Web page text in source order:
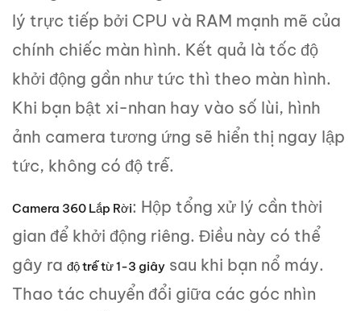
lý trực tiếp bởi CPU và RAM mạnh mẽ của
chính chiếc màn hình. Kết quả là tốc độ
khởi động gần như tức thì theo màn hình.
Khi bạn bật xi-nhan hay vào số lùi, hình
ảnh camera tương ứng sẽ hiển thị ngay lập
tức, không có độ trễ.
Camera 360 Lắp Rời: Hộp tổng xử lý cần thời
gian để khởi động riêng. Điều này có thể
gây ra độ trễ từ 1-3 giây sau khi bạn nổ máy.
Thao tác chuyển đổi giữa các góc nhìn